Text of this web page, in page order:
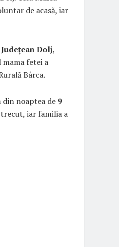
de acasă, iar
Dolj,
mama fetei a
Bârca.
noaptea de 9
trecut, iar familia a